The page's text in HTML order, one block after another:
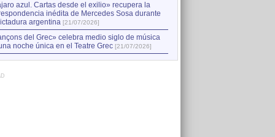
azul. Cartas desde el exilio» recupera la
inédita de Mercedes Sosa durante
argentina [21/07/2026]
del Grec» celebra medio siglo de música
noche única en el Teatre Grec [21/07/2026]